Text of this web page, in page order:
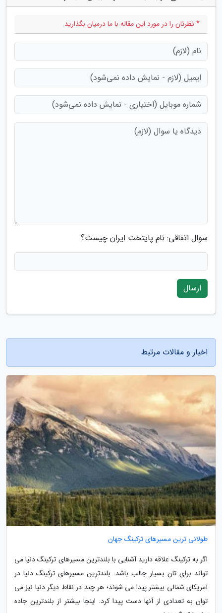
* نظرتان را در مورد این مقاله با ما درمیان بگذارید
سوال اتفاقی: نام پایتخت ایران چیست؟
ارسال
اخبار و مقالات مرتبط
طولانی ترین مسیرهای ترکینگ جهان
اگر به ترکینگ علاقه دارید آشنایی با بلندترین مسیرهای ترکینگ دنیا می
تواند برای تان بسیار جالب باشد. بلندترین مسیرهای ترکینگ دنیا در
آمریکای شمالی بیشتر پیدا می شوند؛ هر چند در نقاط دیگر دنیا نیز می
توان به تعدادی از آنها دست پیدا کرد. اینجا بیشتر از بلندترین جاده